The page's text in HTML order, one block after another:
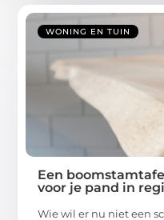
WONING EN TUIN
Een
voor je pand in
Wie wil er nu niet een